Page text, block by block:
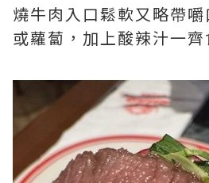
燒牛肉入口鬆軟又略帶
或蘿蔔，加上酸辣汁一齊